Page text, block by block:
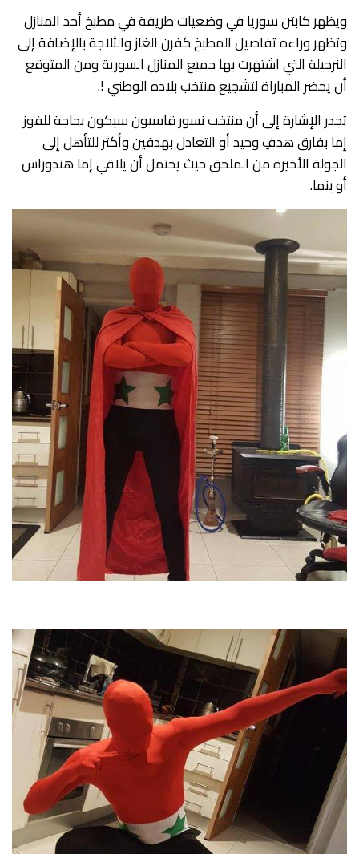
ويظهر كابتن سوريا في وضعيات طريفة في مطبخ أحد المنازل
وتظهر وراءه تفاصيل المطبخ كفرن الغاز والثلاجة بالإضافة إلى
النرجيلة التي اشتهرت بها جميع المنازل السورية ومن المتوقع
أن يحضر المباراة لتشجيع منتخب بلاده الوطني !.
تجدر الإشارة إلى أن منتخب نسور قاسيون سيكون بحاجة للفوز
إما بفارق هدفٍ وحيد أو التعادل بهدفين وأكثر للتأهل إلى
الجولة الأخيرة من الملحق حيث يحتمل أن يلاقي إما هندوراس
أو بنما.